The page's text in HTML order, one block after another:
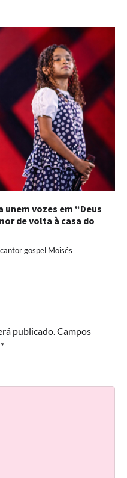
unem vozes em “Deus
de volta à casa do
gospel Moisés
publicado.Campos
*